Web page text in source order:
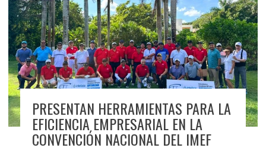
PRESENTAN HERRAMIENTAS PARA LA
EFICIENCIA EMPRESARIAL EN LA
CONVENCIÓN NACIONAL DEL IMEF